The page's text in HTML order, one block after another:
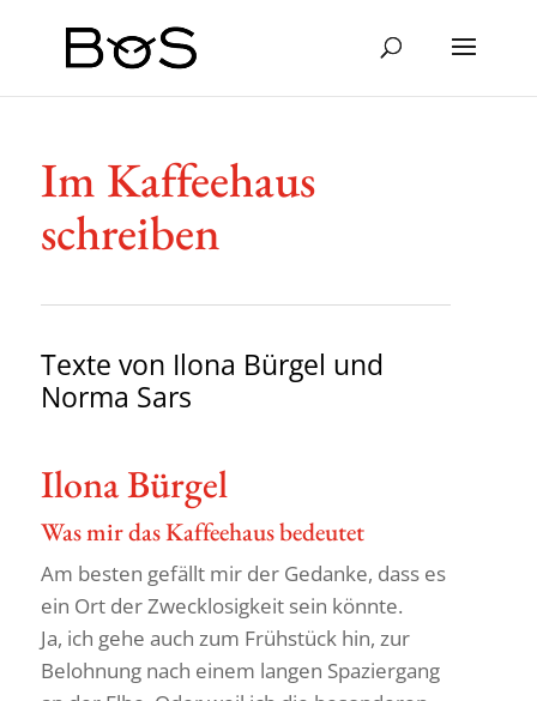
Im Kaffee­haus
schreiben
Texte von Ilona Bürgel und
Norma Sars
Ilona Bürgel
Was mir das Kaffee­haus bedeutet
Am besten gefällt mir der Gedanke, dass es
ein Ort der Zweck­lo­sig­keit sein könnte.
Ja, ich gehe auch zum Früh­stück hin, zur
Beloh­nung nach einem langen Spazier­gang